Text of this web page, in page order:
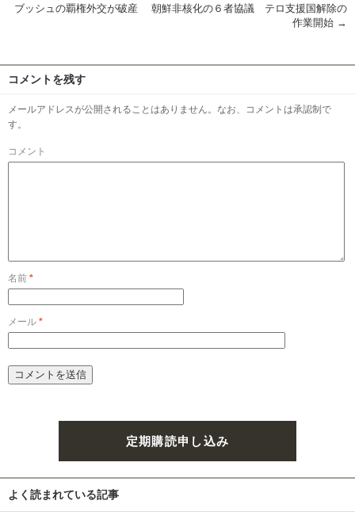
ブッシュの覇権外交が破産 朝鮮非核化の６者協議 テロ支援国解除の
作業開始 →
コメントを残す
メールアドレスが公開されることはありません。なお、コメントは承認制で
す。
コメント
名前 *
メール *
定期購読申し込み
よく読まれている記事